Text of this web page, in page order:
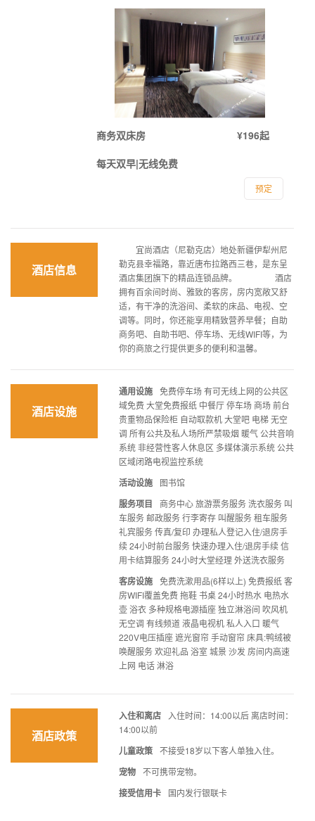
商务双床房
¥196起
每天双早|无线免费
预定
酒店信息
宜尚酒店（尼勒克店）地处新疆伊犁州尼
勒克县幸福路，靠近唐布拉路西三巷，是东呈
酒店集团旗下的精品连锁品牌。 酒店
拥有百余间时尚、雅致的客房，房内宽敞又舒
适，有干净的洗浴间、柔软的床品、电视、空
调等。同时，你还能享用精致营养早餐；自助
商务吧、自助书吧、停车场、无线WIFI等，为
你的商旅之行提供更多的便利和温馨。
酒店设施
通用设施 免费停车场 有可无线上网的公共区
域免费 大堂免费报纸 中餐厅 停车场 商场 前台
贵重物品保险柜 自动取款机 大堂吧 电梯 无空
调 所有公共及私人场所严禁吸烟 暖气 公共音响
系统 非经营性客人休息区 多媒体演示系统 公共
区域闭路电视监控系统
活动设施 图书馆
服务项目
商务中心 旅游票务服务 洗衣服务 叫
车服务 邮政服务 行李寄存 叫醒服务 租车服务
礼宾服务 传真/复印 办理私人登记入住/退房手
续 24小时前台服务 快速办理入住/退房手续 信
用卡结算服务 24小时大堂经理 外送洗衣服务
客房设施 免费洗漱用品(6样以上) 免费报纸 客
房WIFI覆盖免费 拖鞋 书桌 24小时热水 电热水
壶 浴衣 多种规格电源插座 独立淋浴间 吹风机
无空调 有线频道 液晶电视机 私人入口 暖气
220V电压插座 遮光窗帘 手动窗帘 床具:鸭绒被
唤醒服务 欢迎礼品 浴室 城景 沙发 房间内高速
上网 电话 淋浴
酒店政策
入住和离店
入住时间：14:00以后 离店时间：
14:00以前
儿童政策 不接受18岁以下客人单独入住。
宠物 不可携带宠物。
接受信用卡 国内发行银联卡